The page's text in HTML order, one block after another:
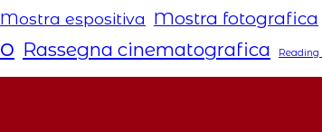
Mostra espositiva Mostra fotografica
Rassegna cinematografica